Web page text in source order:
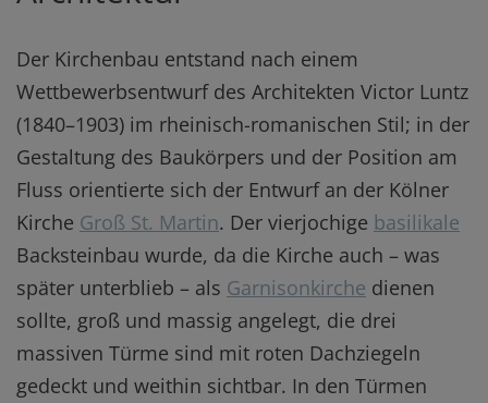
Der Kirchenbau entstand nach einem
Wettbewerbsentwurf des Architekten Victor Luntz
(1840–1903) im rheinisch-romanischen Stil; in der
Gestaltung des Baukörpers und der Position am
Fluss orientierte sich der Entwurf an der Kölner
Kirche Groß St. Martin. Der vierjochige basilikale
Backsteinbau wurde, da die Kirche auch – was
später unterblieb – als Garnisonkirche dienen
sollte, groß und massig angelegt, die drei
massiven Türme sind mit roten Dachziegeln
gedeckt und weithin sichtbar. In den Türmen